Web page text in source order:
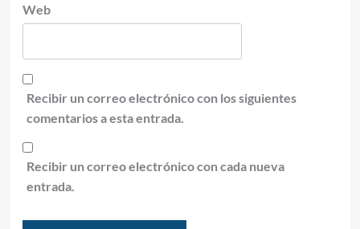
Web
Recibir un correo electrónico con los siguientes
comentarios a esta entrada.
Recibir un correo electrónico con cada nueva
entrada.